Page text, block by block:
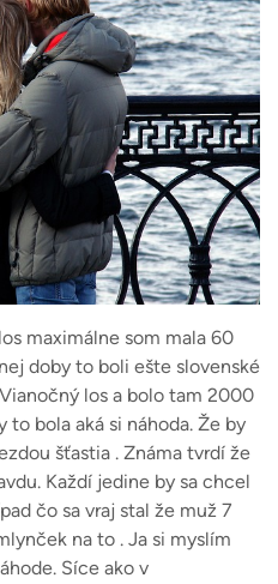
maximálne som mala 60
doby to boli ešte slovenské
los a bolo tam 2000
to bola aká si náhoda. Že by
šťastia . Známa tvrdí že
Každí jedine by sa chcel
čo sa vraj stal že muž 7
na to . Ja si myslím
Síce ako v